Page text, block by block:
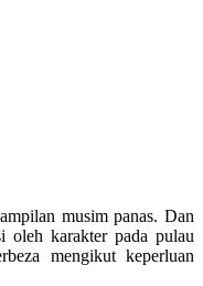
musim panas. Dan
oleh karakter pada pulau
mengikut keperluan